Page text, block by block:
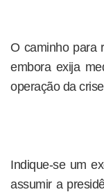
O caminho para
embora exija
operação da
Indique-se um
assumir a